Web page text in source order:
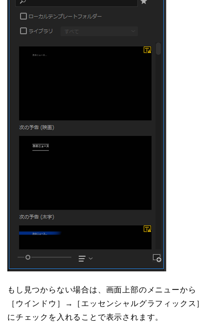
もし見つからない場合は、画面上部のメニューから
［ウインドウ］→［エッセンシャルグラフィックス］
にチェックを入れることで表示されます。